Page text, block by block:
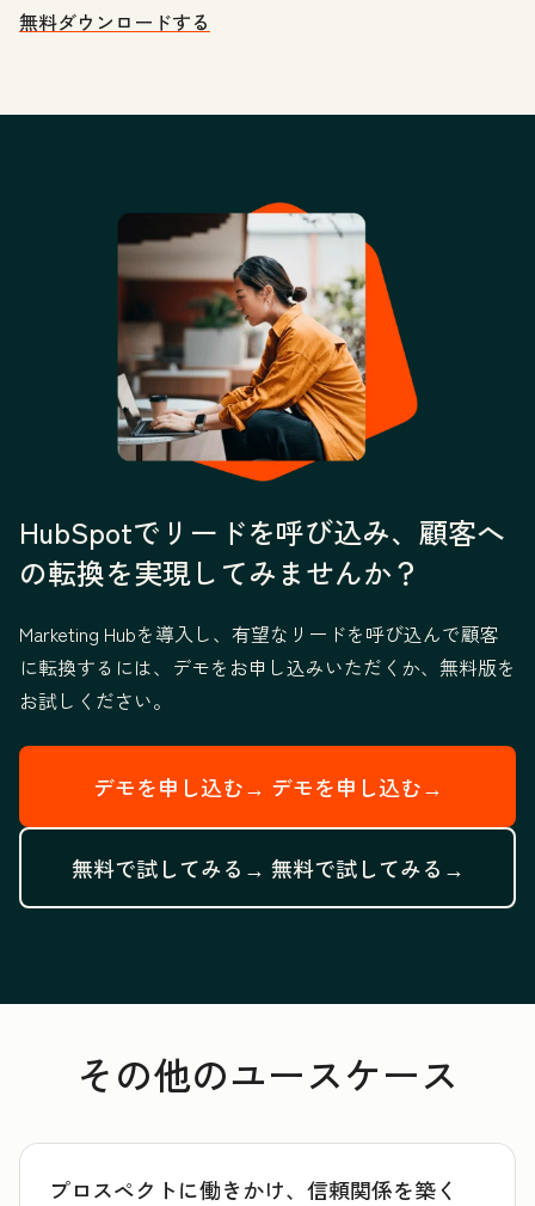
無料ダウンロードする
HubSpotでリードを呼び込み、顧客へ
の転換を実現してみませんか？
Marketing Hubを導入し、有望なリードを呼び込んで顧客
に転換するには、デモをお申し込みいただくか、無料版を
お試しください。
デモを申し込む→ デモを申し込む→
無料で試してみる→ 無料で試してみる→
その他のユースケース
プロスペクトに働きかけ、信頼関係を築く